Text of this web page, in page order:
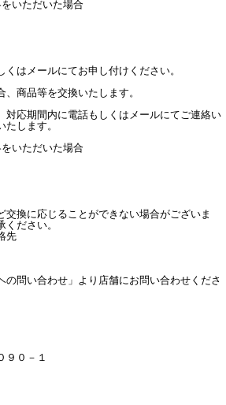
いただいた場合
はメールにてお申し付けください。
商品等を交換いたします。
対応期間内に電話もしくはメールにてご連絡い
します。
いただいた場合
交換に応じることができない場合がございま
ださい。
先
の問い合わせ」より店舗にお問い合わせくださ
９０－１